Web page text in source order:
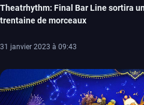
Theatrhythm: Final Bar Line sortira
trentaine de morceaux
31 janvier 2023 à 09:43